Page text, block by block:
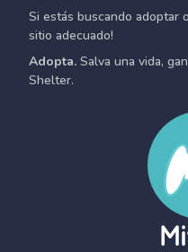
Si estás buscando adoptar
sitio adecuado!
Adopta. Salva una vida,
Shelter.